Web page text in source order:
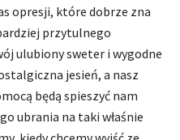
opresji, które dobrze zna
przytulnego
ulubiony sweter i wygodne
jesień, a nasz
będą spieszyć nam
ubrania na taki właśnie